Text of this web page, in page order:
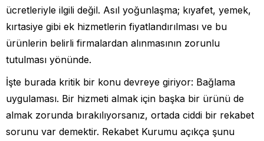
ücretleriyle ilgili değil. Asıl yoğunlaşma; kıyafet, yemek,
kırtasiye gibi ek hizmetlerin fiyatlandırılması ve bu
ürünlerin belirli firmalardan alınmasının zorunlu
tutulması yönünde.
İşte burada kritik bir konu devreye giriyor: Bağlama
uygulaması. Bir hizmeti almak için başka bir ürünü de
almak zorunda bırakılıyorsanız, ortada ciddi bir rekabet
sorunu var demektir. Rekabet Kurumu açıkça şunu